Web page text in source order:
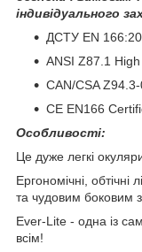
індивідуального
ДСТУ EN
ANSI Z87.1
CAN/CSA
CE EN166
Особливості:
Це дуже легкі
Ергономічні, обтічні
та чудовим боковим
Ever-Lite - одна із
всім!